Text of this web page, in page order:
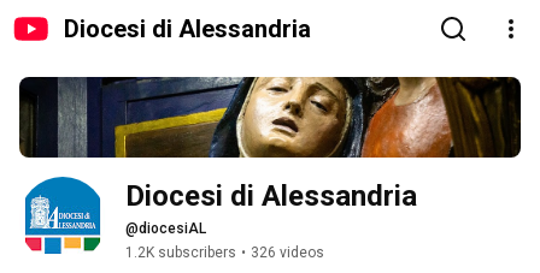
Diocesi di Alessandria
Diocesi di Alessandria
@diocesiAL
1.2K subscribers • 326 videos